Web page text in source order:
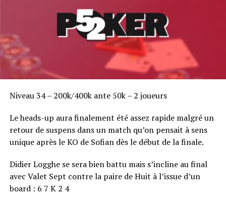
Niveau 34 – 200k/400k ante 50k – 2 joueurs
Le heads-up aura finalement été assez rapide malgré un
retour de suspens dans un match qu’on pensait à sens
unique après le KO de Sofian dès le début de la finale.
Didier Logghe se sera bien battu mais s’incline au final
avec Valet Sept contre la paire de Huit à l’issue d’un
board : 6 7 K 2 4